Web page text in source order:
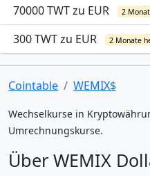
70000 TWT zu EUR 2
300 TWT zu EUR 2 Monate
Cointable WEMIX$
Wechselkurse in
Umrechnungskurse.
Über WEMIX